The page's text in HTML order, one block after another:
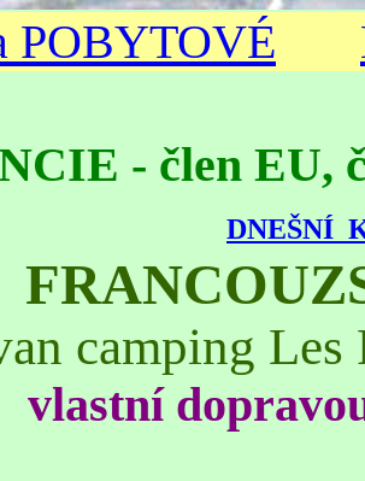
POBYTOVÉ
- člen EU,
DNEŠNÍ
camping
vlastní